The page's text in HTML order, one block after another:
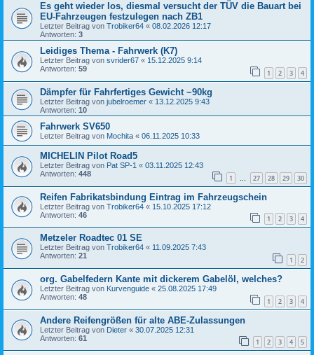
Es geht wieder los, diesmal versucht der TÜV die Bauart bei
EU-Fahrzeugen festzulegen nach ZB1
Letzter Beitrag von Trobiker64 « 08.02.2026 12:17
Antworten: 3
Leidiges Thema - Fahrwerk (K7)
Letzter Beitrag von svrider67 « 15.12.2025 9:14
Antworten: 59 1 2 3 4
Dämpfer für Fahrfertiges Gewicht ~90kg
Letzter Beitrag von jubelroemer « 13.12.2025 9:43
Antworten: 10
Fahrwerk SV650
Letzter Beitrag von Mochita « 06.11.2025 10:33
MICHELIN Pilot Road5
Letzter Beitrag von Pat SP-1 « 03.11.2025 12:43
Antworten: 448 1 … 27 28 29 30
Reifen Fabrikatsbindung Eintrag im Fahrzeugschein
Letzter Beitrag von Trobiker64 « 15.10.2025 17:12
Antworten: 46 1 2 3 4
Metzeler Roadtec 01 SE
Letzter Beitrag von Trobiker64 « 11.09.2025 7:43
Antworten: 21 1 2
org. Gabelfedern Kante mit dickerem Gabelöl, welches?
Letzter Beitrag von Kurvenguide « 25.08.2025 17:49
Antworten: 48 1 2 3 4
Andere Reifengrößen für alte ABE-Zulassungen
Letzter Beitrag von Dieter « 30.07.2025 12:31
Antworten: 61 1 2 3 4 5